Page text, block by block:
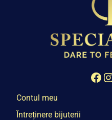
Contul meu
Întreținere bijuterii